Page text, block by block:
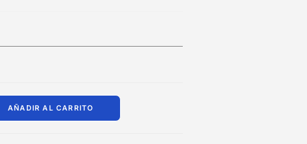
AÑADIR AL CARRITO